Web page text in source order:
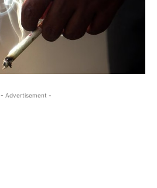
- Advertisement -